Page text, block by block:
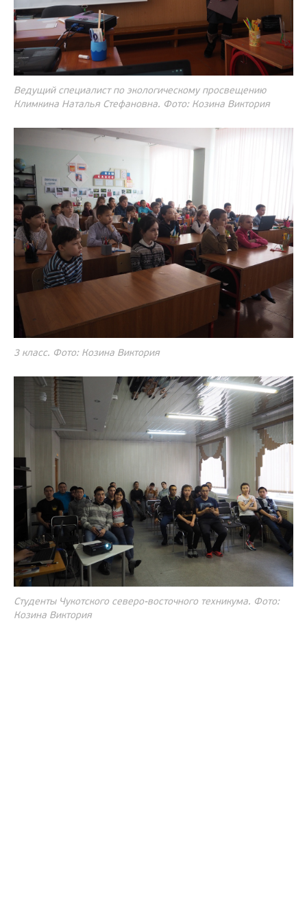
Ведущий специалист по экологическому просвещению
Климкина Наталья Стефановна. Фото: Козина Виктория
3 класс. Фото: Козина Виктория
Студенты Чукотского северо-восточного техникума. Фото:
Козина Виктория